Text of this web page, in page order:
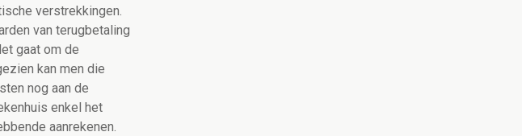
verstrekkingen.
van terugbetaling
gaat om de
kan men die
nog aan de
enkel het
aanrekenen.